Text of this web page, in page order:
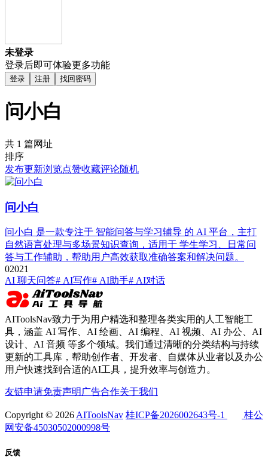
未登录
登录后即可体验更多功能
登录 注册 找回密码
问小白
共 1 篇网址
排序
发布更新浏览点赞收藏评论随机
问小白
问小白 是一款专注于 智能问答与学习辅导 的 AI 平台，主打
自然语言处理与多场景知识查询，适用于 学生学习、日常问
答与工作辅助，帮助用户高效获取准确答案和解决问题。
02021
AI 聊天问答# AI写作# AI助手# AI对话
AIToolsNav致力于为用户精选和整理各类实用的人工智能工
具，涵盖 AI 写作、AI 绘画、AI 编程、AI 视频、AI 办公、AI
设计、AI 音频 等多个领域。我们通过清晰的分类结构与持续
更新的工具库，帮助创作者、开发者、自媒体从业者以及办公
用户快速找到合适的AI工具，提升效率与创造力。
友链申请免责声明 广告合作关于我们
Copyright © 2026 AIToolsNav 桂ICP备2026002643号-1
桂公
网安备45030502000998号
反馈